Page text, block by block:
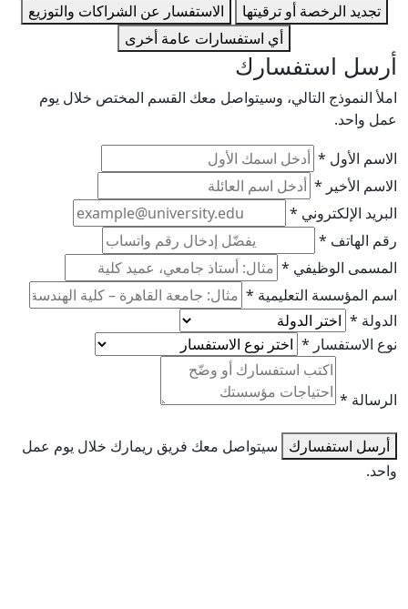
تجديد الرخصة أو ترقيتها
الاستفسار عن الشراكات والتوزيع
أي استفسارات عامة أخرى
أرسل استفسارك
املأ النموذج التالي، وسيتواصل معك القسم المختص خلال يوم
عمل واحد.
الاسم الأول *
الاسم الأخير *
البريد الإلكتروني *
رقم الهاتف *
المسمى الوظيفي *
اسم المؤسسة التعليمية *
الدولة *
نوع الاستفسار *
الرسالة *
أرسل استفسارك
سيتواصل معك فريق ريمارك خلال يوم عمل
واحد.